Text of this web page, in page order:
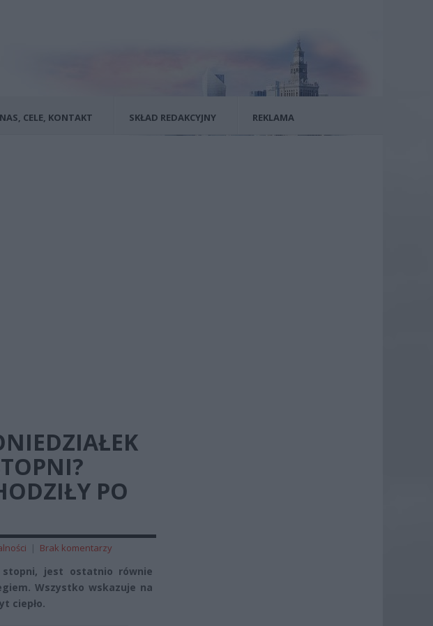
CELE, KONTAKT SKŁAD REDAKCYJNY REKLAMA
PO
| Brak komentarzy
stopni, jest ostatnio równie
Wszystko wskazuje na
ciepło.